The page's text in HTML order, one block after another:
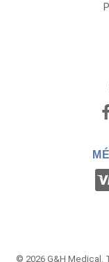
© 2026 G&H Medical.